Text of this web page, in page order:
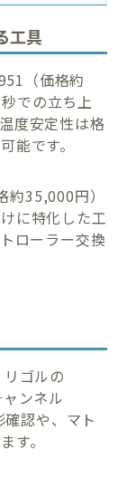
工具
（価格約
での立ち上
度安定性は格
能です。
約35,000円）
に特化した工
ローラー交換
リゴルの
ンネル
認や、マト
す。